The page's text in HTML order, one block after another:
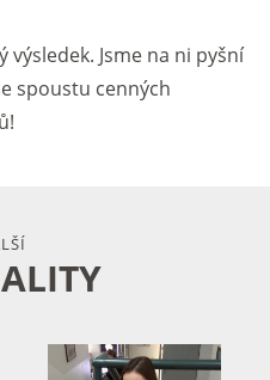
výsledek. Jsme na ni pyšní
spoustu cenných